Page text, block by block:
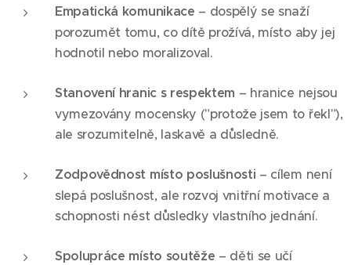
Empatická komunikace – dospělý se snaží
porozumět tomu, co dítě prožívá, místo aby jej
hodnotil nebo moralizoval.
Stanovení hranic s respektem – hranice nejsou
vymezovány mocensky ("protože jsem to řekl"),
ale srozumitelně, laskavě a důsledně.
Zodpovědnost místo poslušnosti – cílem není
slepá poslušnost, ale rozvoj vnitřní motivace a
schopnosti nést důsledky vlastního jednání.
Spolupráce místo soutěže – děti se učí